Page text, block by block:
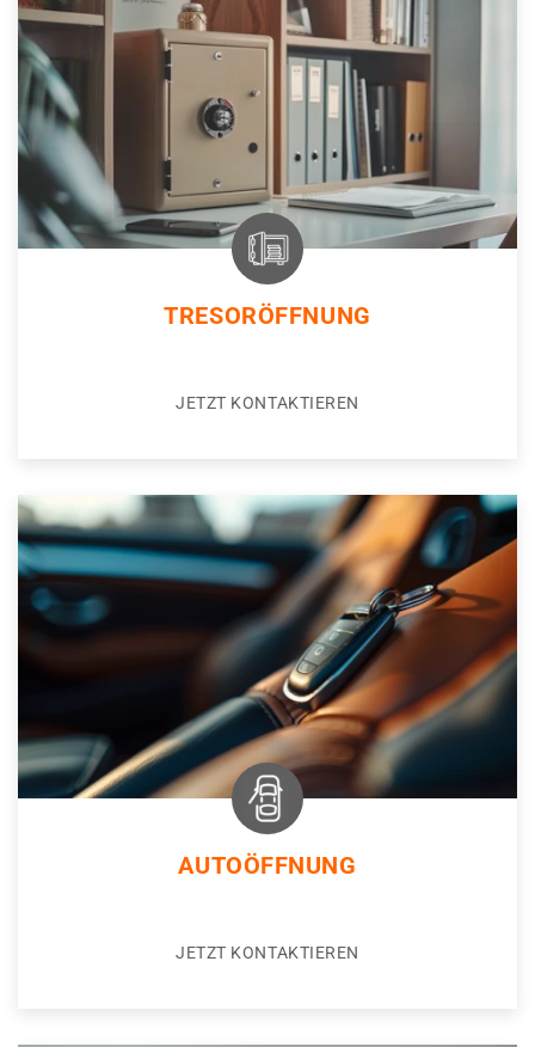
TRESORÖFFNUNG
JETZT KONTAKTIEREN
AUTOÖFFNUNG
JETZT KONTAKTIEREN